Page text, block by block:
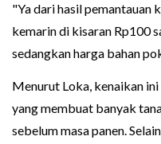
"Ya dari hasil pemantauan
kemarin di kisaran Rp100
sedangkan harga bahan
Menurut Loka, kenaikan
yang membuat banyak
sebelum masa panen.